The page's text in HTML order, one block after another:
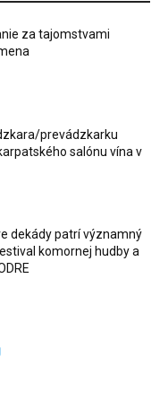
za tajomstvami
prevádzkarku
salónu vína v
dekády patrí významný
komornej hudby a